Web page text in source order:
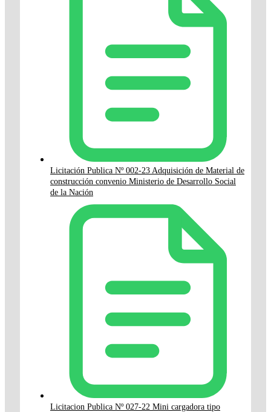
Licitación Publica Nº 002-23 Adquisición de Material de
construcción convenio Ministerio de Desarrollo Social
de la Nación
Licitacion Publica Nº 027-22 Mini cargadora tipo